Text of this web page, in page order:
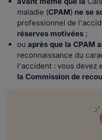
maladie (CPAM) ne se
professionnel de
réserves motivées ;
ou après que la CPAM
reconnaissance du
l'accident : vous devez
la Commission de